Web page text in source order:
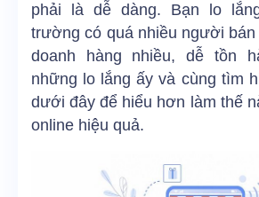
phải là dễ dàng. Bạn lo
trường có quá nhiều người bán
doanh hàng nhiều, dễ tồn
những lo lắng ấy và cùng tìm
dưới đây để hiểu hơn làm thế
online hiệu quả.